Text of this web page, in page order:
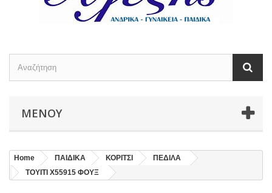
ΜΕΝΟΎ
Home ΠΑΙΔΙΚΑ ΚΟΡΙΤΣΙ
ΠΕΔΙΛΑ
TOYITI X55915 ΦΟΥΞ